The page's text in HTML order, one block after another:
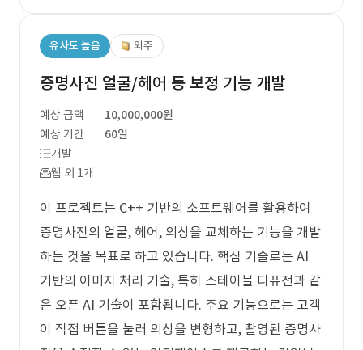
유사도 높음 외주
증명사진 얼굴/헤어 등 보정 기능 개발
예상 금액
10,000,000원
예상 기간
60일
개발
웹 외 1개
이 프로젝트는 C++ 기반의 소프트웨어를 활용하여
증명사진의 얼굴, 헤어, 의상을 교체하는 기능을 개발
하는 것을 목표로 하고 있습니다. 핵심 기술로는 AI
기반의 이미지 처리 기술, 특히 스테이블 디퓨전과 같
은 오픈 AI 기술이 포함됩니다. 주요 기능으로는 고객
이 직접 버튼을 눌러 의상을 변형하고, 촬영된 증명사